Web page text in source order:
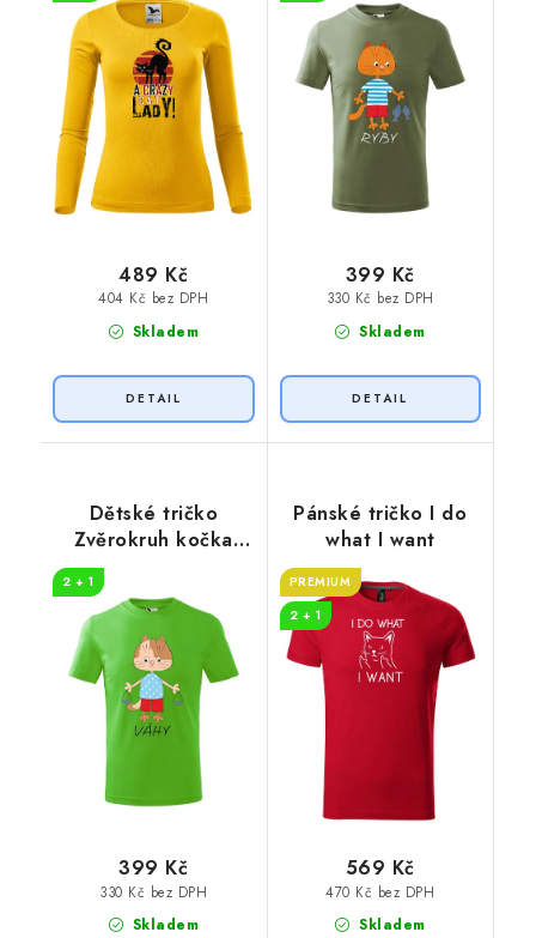
Skladem
404 Kč bez DPH
489 Kč
Skladem
330 Kč bez DPH
399 Kč
Dětské tričko
Zvěrokruh kočka
2 + 1
Skladem
330 Kč bez DPH
399 Kč
Pánské tričko I do
what I want
PREMIUM
2 + 1
Skladem
470 Kč bez DPH
569 Kč